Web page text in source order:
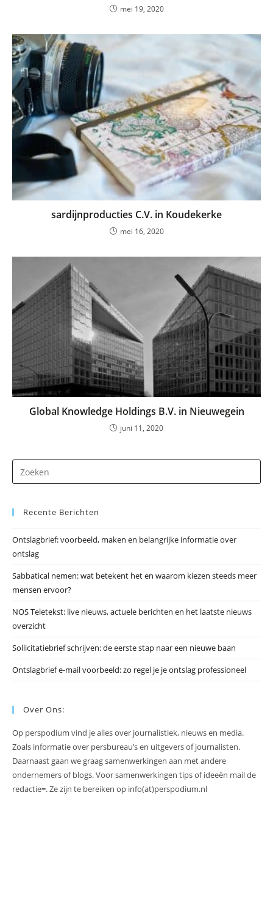
mei 19, 2020
sardijnproducties C.V. in Koudekerke
mei 16, 2020
Global Knowledge Holdings B.V. in Nieuwegein
juni 11, 2020
op
Recente Berichten
Ontslagbrief: voorbeeld, maken en belangrijke informatie over
ontslag
Sabbatical nemen: wat betekent het en waarom kiezen steeds meer
mensen ervoor?
NOS Teletekst: live nieuws, actuele berichten en het laatste nieuws
overzicht
Sollicitatiebrief schrijven: de eerste stap naar een nieuwe baan
Ontslagbrief e-mail voorbeeld: zo regel je je ontslag professioneel
Over Ons:
Op perspodium vind je alles over journalistiek, nieuws en media.
Zoals informatie over persbureau’s en uitgevers of journalisten.
Daarnaast gaan we graag samenwerkingen aan met andere
ondernemers of blogs. Voor samenwerkingen tips of ideeën mail de
redactie=. Ze zijn te bereiken op info(at)perspodium.nl